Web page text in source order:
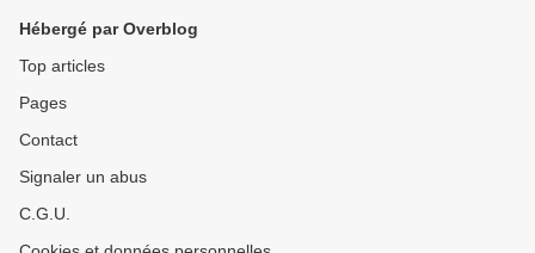
Hébergé par Overblog
Top articles
Pages
Contact
Signaler un abus
C.G.U.